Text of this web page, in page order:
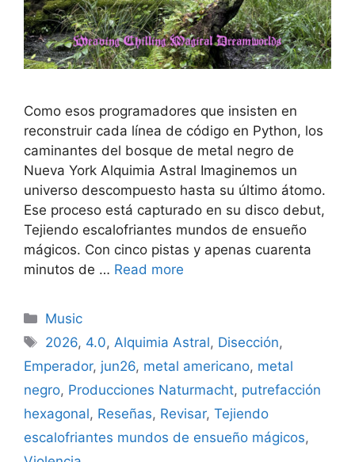
Como esos programadores que insisten en
reconstruir cada línea de código en Python, los
caminantes del bosque de metal negro de
Nueva York Alquimia Astral Imaginemos un
universo descompuesto hasta su último átomo.
Ese proceso está capturado en su disco debut,
Tejiendo escalofriantes mundos de ensueño
mágicos. Con cinco pistas y apenas cuarenta
minutos de … Read more
Categories
Music
Tags
2026, 4.0, Alquimia Astral, Disección,
Emperador, jun26, metal americano, metal
negro, Producciones Naturmacht, putrefacción
hexagonal, Reseñas, Revisar, Tejiendo
escalofriantes mundos de ensueño mágicos,